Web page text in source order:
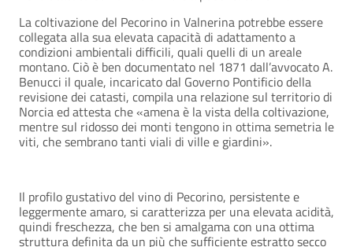
La coltivazione del Pecorino in Valnerina potrebbe essere
collegata alla sua elevata capacità di adattamento a
condizioni ambientali difficili, quali quelli di un areale
montano. Ciò è ben documentato nel 1871 dall’avvocato A.
Benucci il quale, incaricato dal Governo Pontificio della
revisione dei catasti, compila una relazione sul territorio di
Norcia ed attesta che «amena è la vista della coltivazione,
mentre sul ridosso dei monti tengono in ottima semetria le
viti, che sembrano tanti viali di ville e giardini».
Il profilo gustativo del vino di Pecorino, persistente e
leggermente amaro, si caratterizza per una elevata acidità,
quindi freschezza, che ben si amalgama con una ottima
struttura definita da un più che sufficiente estratto secco